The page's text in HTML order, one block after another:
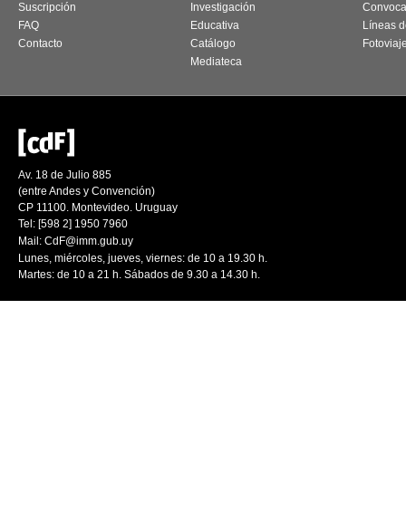
Suscripción
FAQ
Contacto
Investigación
Educativa
Catálogo
Mediateca
Líneas
Av. 18 de Julio 885
(entre Andes y Convención)
CP 11100. Montevideo. Uruguay
Tel: [598 2] 1950 7960
Mail: CdF@imm.gub.uy
Lunes, miércoles, jueves, viernes: de 10 a 19.30 h.
Martes: de 10 a 21 h. Sábados de 9.30 a 14.30 h.